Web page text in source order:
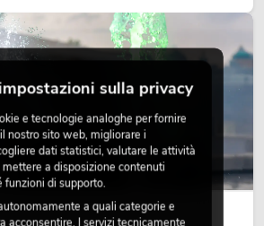
sulla privacy
e tecnologie analoghe per fornire
nostro sito web, migliorare i
dati statistici, valutare le attività
a disposizione contenuti
funzioni di supporto.
a quali categorie e
acconsentire. I servizi tecnicamente